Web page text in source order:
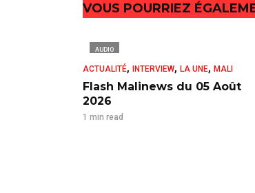
VOUS POURRIEZ
AUDIO
ACTUALITÉ, INTERVIEW, LA UNE, MALI
Flash Malinews du 05 Août
2026
1 min read